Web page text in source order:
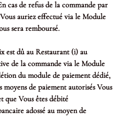
cas de refus de la commande par
auriez effectué via le Module
sera remboursé.
est dû au Restaurant (i) au
de la commande via le Module
du module de paiement dédié,
moyens de paiement autorisés Vous
que Vous êtes débité
adossé au moyen de